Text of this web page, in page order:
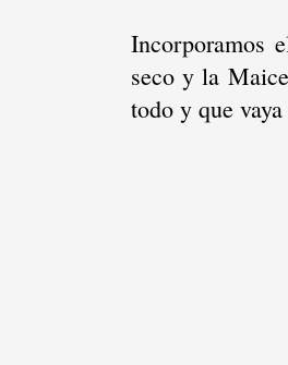
Incorporamos
seco y la
todo y que